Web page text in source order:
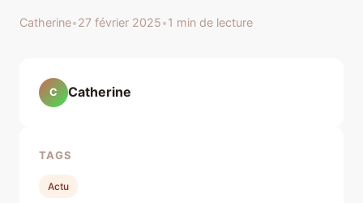
Catherine•27 février 2025•1 min de lecture
C Catherine
TAGS
Actu